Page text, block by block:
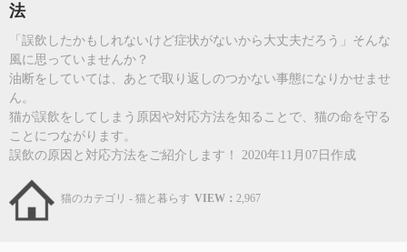
法
「誤飲したかもしれないけど症状がないから大丈夫だろう」そんな
風に思っていませんか？
油断をしていては、あとで取り返しのつかない事態になりかせませ
ん。
猫が誤飲をしてしまう原因や対応方法を知ることで、猫の命を守る
ことにつながります。
誤飲の原因と対応方法をご紹介します！ 2020年11月07日作成
猫のカテゴリ - 猫と暮らす VIEW： 2,967